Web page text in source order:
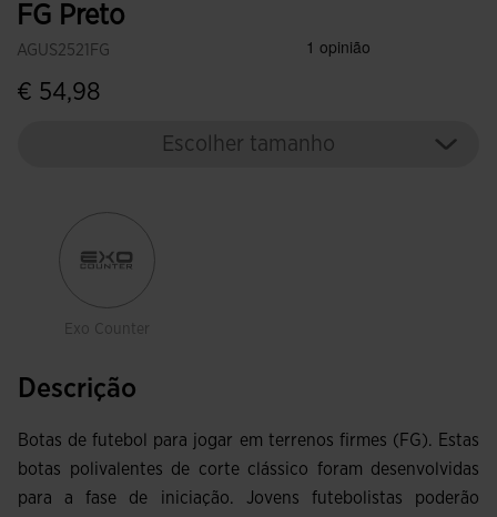
FG Preto
AGUS2521FG
€ 54,98
Escolher tamanho
Exo Counter
Descrição
Botas de futebol para jogar em terrenos firmes (FG). Estas
botas polivalentes de corte clássico foram desenvolvidas
para a fase de iniciação. Jovens futebolistas poderão